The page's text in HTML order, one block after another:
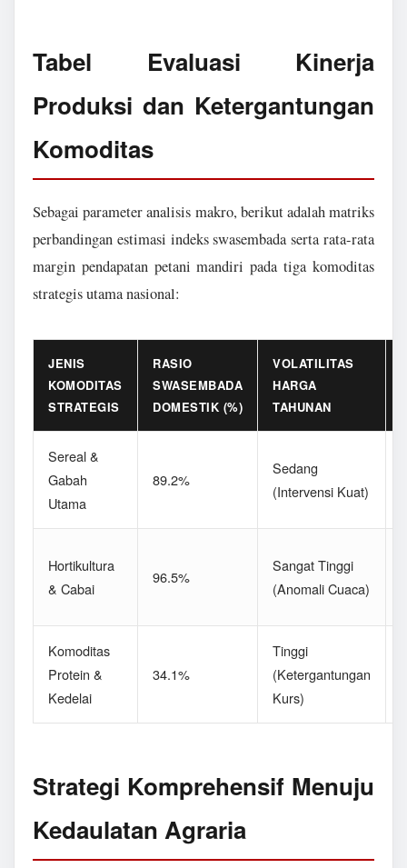
Tabel Evaluasi Kinerja
Produksi dan Ketergantungan
Komoditas
Sebagai parameter analisis makro, berikut adalah matriks
perbandingan estimasi indeks swasembada serta rata-rata
margin pendapatan petani mandiri pada tiga komoditas
strategis utama nasional:
JENIS
KOMODITAS
STRATEGIS
RASIO
SWASEMBADA
DOMESTIK (%)
VOLATILITAS
HARGA
TAHUNAN
Sereal &
Gabah
Utama
89.2%
Sedang
(Intervensi Kuat)
Hortikultura
& Cabai
96.5%
Sangat Tinggi
(Anomali Cuaca)
Komoditas
Protein &
Kedelai
34.1%
Tinggi
(Ketergantungan
Kurs)
Strategi Komprehensif Menuju
Kedaulatan Agraria